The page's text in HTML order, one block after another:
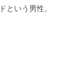
いう男性。